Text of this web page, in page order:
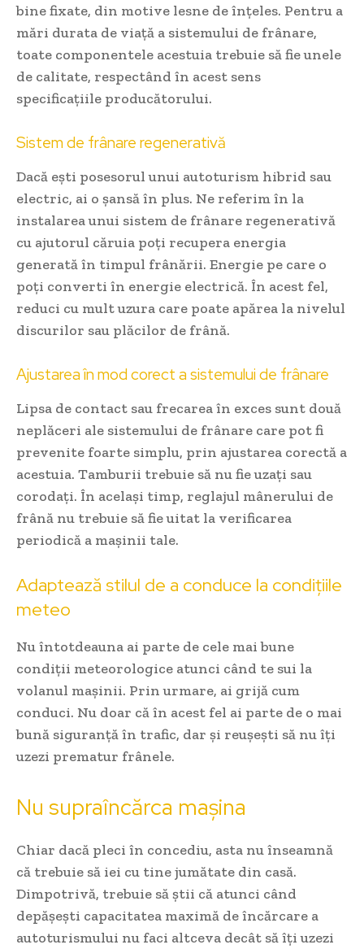
bine fixate, din motive lesne de înțeles. Pentru a
mări durata de viață a sistemului de frânare,
toate componentele acestuia trebuie să fie unele
de calitate, respectând în acest sens
specificațiile producătorului.
Sistem de frânare regenerativă
Dacă ești posesorul unui autoturism hibrid sau
electric, ai o șansă în plus. Ne referim în la
instalarea unui sistem de frânare regenerativă
cu ajutorul căruia poți recupera energia
generată în timpul frânării. Energie pe care o
poți converti în energie electrică. În acest fel,
reduci cu mult uzura care poate apărea la nivelul
discurilor sau plăcilor de frână.
Ajustarea în mod corect a sistemului de frânare
Lipsa de contact sau frecarea în exces sunt două
neplăceri ale sistemului de frânare care pot fi
prevenite foarte simplu, prin ajustarea corectă a
acestuia. Tamburii trebuie să nu fie uzați sau
corodați. În același timp, reglajul mânerului de
frână nu trebuie să fie uitat la verificarea
periodică a mașinii tale.
Adaptează stilul de a conduce la condițiile
meteo
Nu întotdeauna ai parte de cele mai bune
condiții meteorologice atunci când te sui la
volanul mașinii. Prin urmare, ai grijă cum
conduci. Nu doar că în acest fel ai parte de o mai
bună siguranță în trafic, dar și reușești să nu îți
uzezi prematur frânele.
Nu supraîncărca mașina
Chiar dacă pleci în concediu, asta nu înseamnă
că trebuie să iei cu tine jumătate din casă.
Dimpotrivă, trebuie să știi că atunci când
depășești capacitatea maximă de încărcare a
autoturismului nu faci altceva decât să îți uzezi